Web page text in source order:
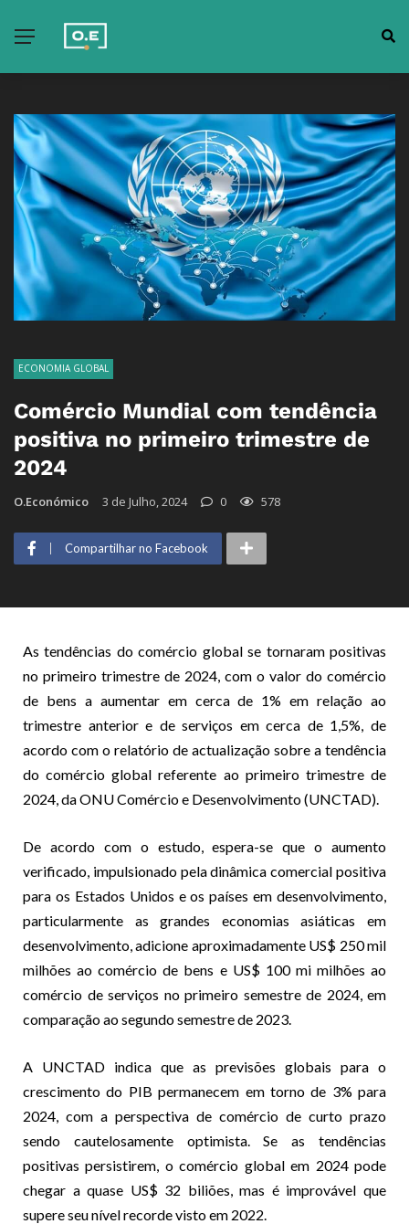
ECONOMIA GLOBAL
Comércio Mundial com tendência
positiva no primeiro trimestre de
2024
O.Económico 3 de Julho, 2024 0 578
Compartilhar no Facebook
As tendências do comércio global se tornaram positivas
no primeiro trimestre de 2024, com o valor do comércio
de bens a aumentar em cerca de 1% em relação ao
trimestre anterior e de serviços em cerca de 1,5%, de
acordo com o relatório de actualização sobre a tendência
do comércio global referente ao primeiro trimestre de
2024, da ONU Comércio e Desenvolvimento (UNCTAD).
De acordo com o estudo, espera-se que o aumento
verificado, impulsionado pela dinâmica comercial positiva
para os Estados Unidos e os países em desenvolvimento,
particularmente as grandes economias asiáticas em
desenvolvimento, adicione aproximadamente US$ 250 mil
milhões ao comércio de bens e US$ 100 mi milhões ao
comércio de serviços no primeiro semestre de 2024, em
comparação ao segundo semestre de 2023.
A UNCTAD indica que as previsões globais para o
crescimento do PIB permanecem em torno de 3% para
2024, com a perspectiva de comércio de curto prazo
sendo cautelosamente optimista. Se as tendências
positivas persistirem, o comércio global em 2024 pode
chegar a quase US$ 32 biliões, mas é improvável que
supere seu nível recorde visto em 2022.